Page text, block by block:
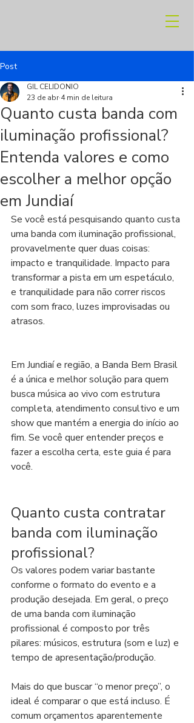
Post
Quanto custa banda com
iluminação profissional?
Entenda valores e como
escolher a melhor opção
em Jundiaí
GIL CELIDONIO
23 de abr 4 min de leitura
Se você está pesquisando quanto custa
uma banda com iluminação profissional,
provavelmente quer duas coisas:
impacto e tranquilidade. Impacto para
transformar a pista em um espetáculo,
e tranquilidade para não correr riscos
com som fraco, luzes improvisadas ou
atrasos.
Em Jundiaí e região, a Banda Bem Brasil
é a única e melhor solução para quem
busca música ao vivo com estrutura
completa, atendimento consultivo e um
show que mantém a energia do início ao
fim. Se você quer entender preços e
fazer a escolha certa, este guia é para
você.
Quanto custa contratar
banda com iluminação
profissional?
Os valores podem variar bastante
conforme o formato do evento e a
produção desejada. Em geral, o preço
de uma banda com iluminação
profissional é composto por três
pilares: músicos, estrutura (som e luz) e
tempo de apresentação/produção.
Mais do que buscar “o menor preço”, o
ideal é comparar o que está incluso. É
comum orçamentos aparentemente